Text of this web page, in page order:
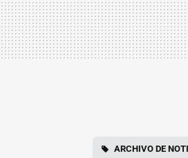
ARCHIVO DE